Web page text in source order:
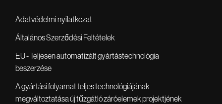
Adatvédelmi nyilatkozat
Általános Szerződési Feltételek
EU - Teljesen automatizált gyártástechnológia
beszerzése
A gyártási folyamat teljes technológiájának
megváltoztatása új tűzgátló záróelemek projektjének